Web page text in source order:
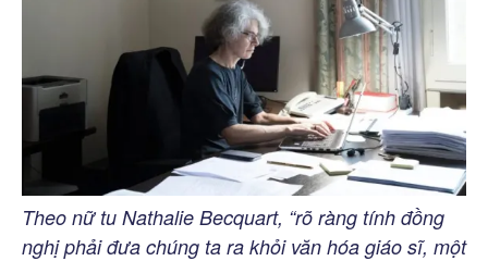
Theo nữ tu Nathalie Becquart, “rõ ràng tính đồng
nghị phải đưa chúng ta ra khỏi văn hóa giáo sĩ, một